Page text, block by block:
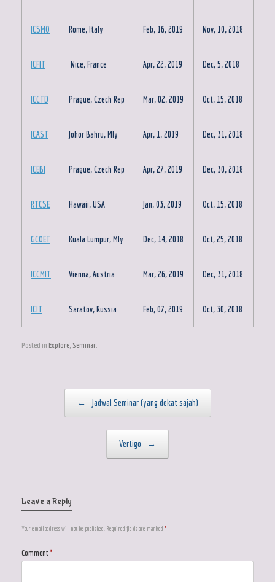
ICSMO Rome, Italy Feb, 16, 2019 Nov, 10, 2018
ICFIT Nice, France Apr, 22, 2019 Dec, 5, 2018
ICCTD Prague, Czech Rep Mar, 02, 2019 Oct, 15, 2018
ICAST Johor Bahru, Mly Apr, 1, 2019 Dec, 31, 2018
ICEBI Prague, Czech Rep Apr, 27, 2019 Dec, 30, 2018
RTCSE Hawaii, USA Jan, 03, 2019 Oct, 15, 2018
GCOET Kuala Lumpur, Mly Dec, 14, 2018 Oct, 25, 2018
ICCMIT Vienna, Austria Mar, 26, 2019 Dec, 31, 2018
ICIT Saratov, Russia Feb, 07, 2019 Oct, 30, 2018
Posted in Explore, Seminar
← Jadwal Seminar (yang dekat sajah)
Vertigo →
Leave a Reply
Your email address will not be published. Required fields are marked *
Comment *